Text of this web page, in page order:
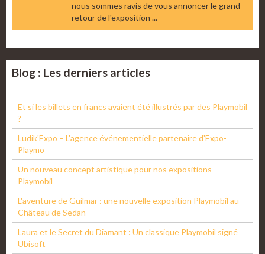
nous sommes ravis de vous annoncer le grand
retour de l'exposition ...
Blog : Les derniers articles
Et si les billets en francs avaient été illustrés par des Playmobil
?
Ludik'Expo – L'agence événementielle partenaire d'Expo-
Playmo
Un nouveau concept artistique pour nos expositions
Playmobil
L'aventure de Guilmar : une nouvelle exposition Playmobil au
Château de Sedan
Laura et le Secret du Diamant : Un classique Playmobil signé
Ubisoft